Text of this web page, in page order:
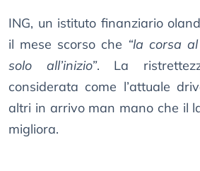
ING, un istituto finanziario
il mese scorso che “la corsa
solo all’inizio”. La
considerata come l’attuale
altri in arrivo man mano che il
migliora.